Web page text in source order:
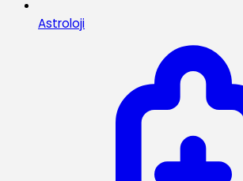
Astroloji